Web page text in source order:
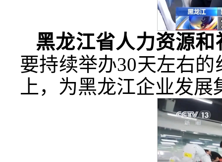
黑龙江省人力资源
要持续举办30天左右
上，为黑龙江企业发